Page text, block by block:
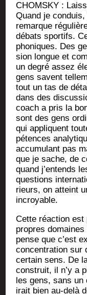
CHOMSKY :
Quand je
remarque
débats spor­tifs.
pho­niques. Des
sion longue et
un degré assez
gens savent
tout un tas de
dans des
coach a pris la
sont des gens
qui appliquent
pé­tences
accu­mu­lant pas
que je sache, de
quand j’entends
ques­tions
rieurs, on atteint
incroyable.
Cette réac­tion est
propres
pense que c’est
concen­tra­tion sur
cer­tain sens. De
construit, il n’y a
les gens, sans un
irait bien au-delà